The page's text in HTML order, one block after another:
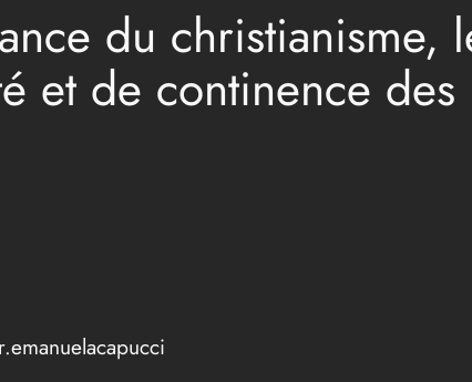
du christianisme,
et de continence des